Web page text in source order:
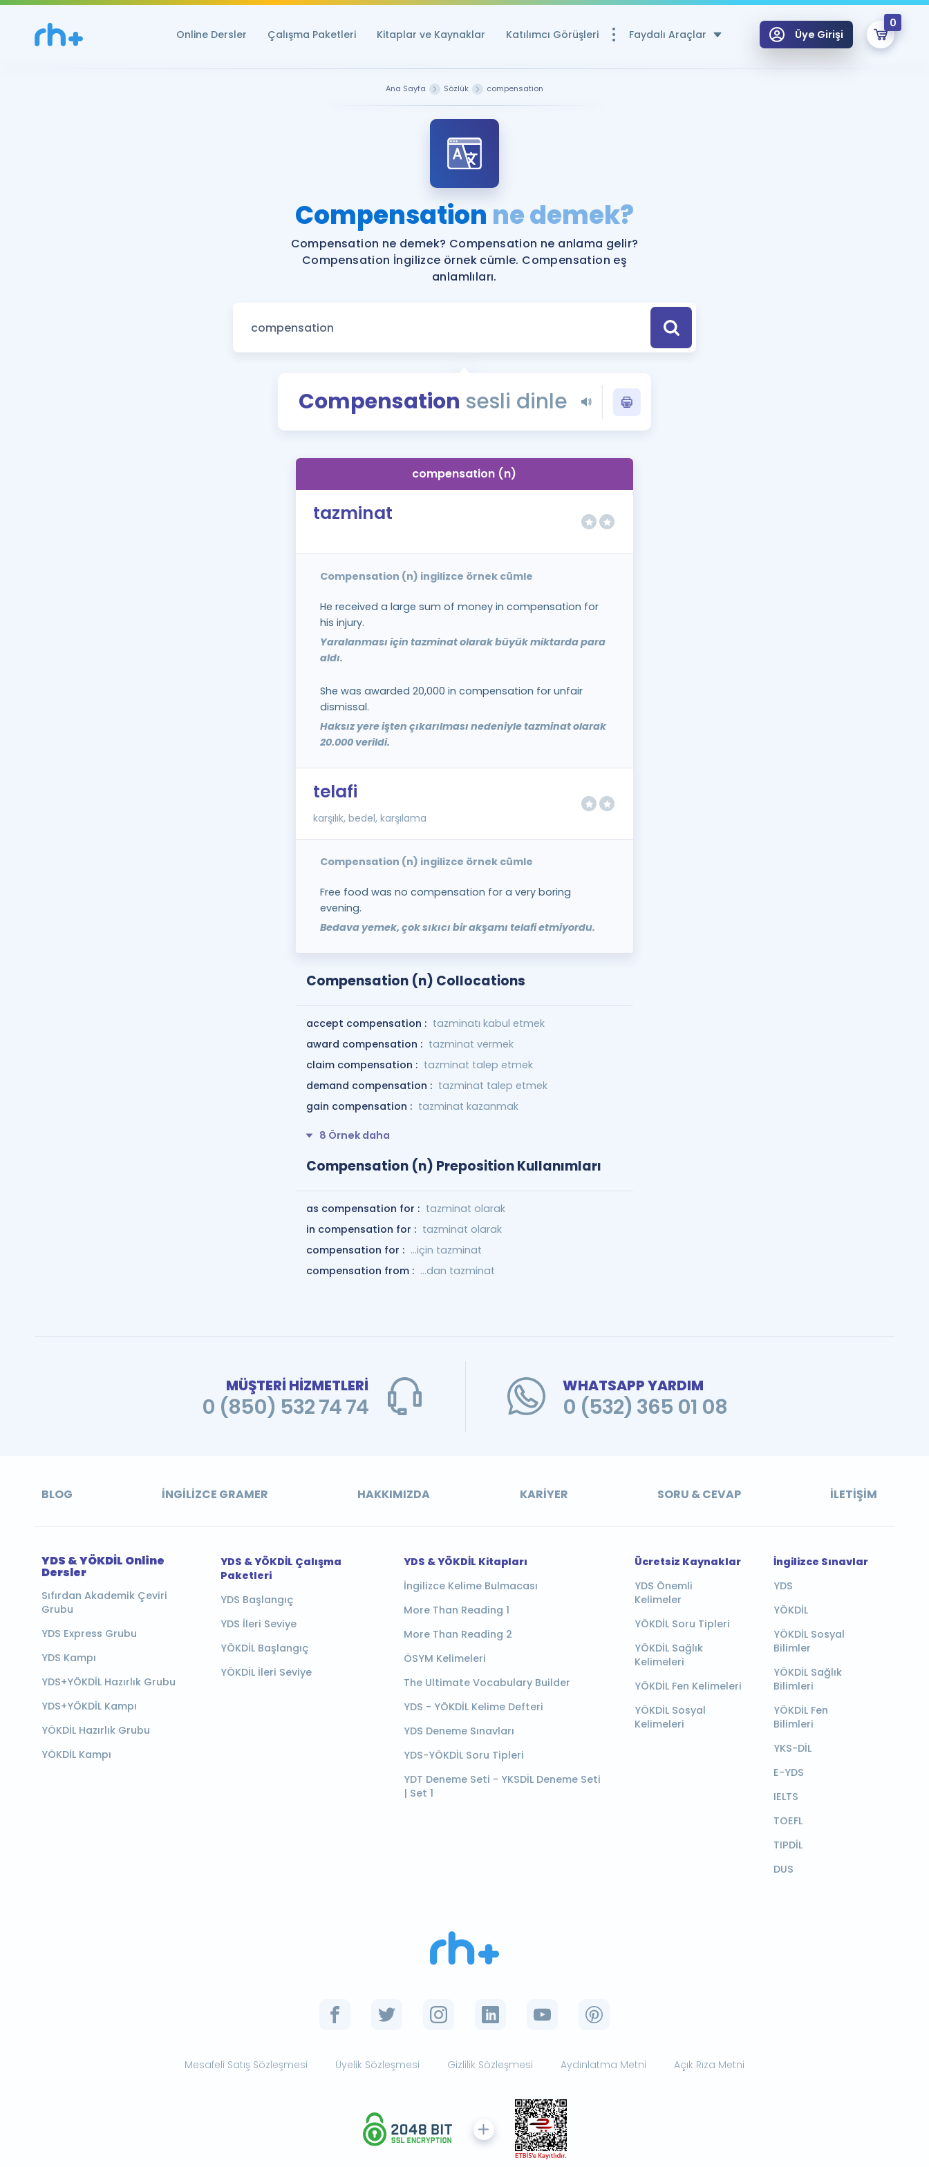
Online Dersler Çalışma Paketleri Kitaplar ve Kaynaklar Katılımcı Görüşleri Faydalı Araçlar
Ücretsiz Kaynaklar
YDS ve YÖKDİL Puan Hesaplama Aracı
YDS ve YÖKDİL'e Hazırlananlar için Öneriler
Eğitim ve Kitaplara Özel Fırsatlar
YDS - YÖKDİL Tüm Sınavlarla İlgili Haberler
İngilizce Gramer
İngilizce Gramer ve Konu Anlatımı
Üye Girişi
0
Remzi Hoca ile seni sınava hazırlayacak onlarca eğitim seni bekliyor!
Ana Sayfa Sözlük compensation
Compensation ne demek?
Compensation ne demek? Compensation ne anlama gelir?
Compensation İngilizce örnek cümle. Compensation eş
anlamlıları.
Compensation sesli dinle
compensation (n)
tazminat
Compensation (n) ingilizce örnek cümle
He received a large sum of money in compensation for
his injury.
Yaralanması için tazminat olarak büyük miktarda para
aldı.
She was awarded 20,000 in compensation for unfair
dismissal.
Haksız yere işten çıkarılması nedeniyle tazminat olarak
20.000 verildi.
telafi
karşılık, bedel, karşılama
Compensation (n) ingilizce örnek cümle
Free food was no compensation for a very boring
evening.
Bedava yemek, çok sıkıcı bir akşamı telafi etmiyordu.
Compensation (n) Collocations
accept compensation : tazminatı kabul etmek
award compensation : tazminat vermek
claim compensation : tazminat talep etmek
demand compensation : tazminat talep etmek
gain compensation : tazminat kazanmak
8 Örnek daha
Compensation (n) Preposition Kullanımları
as compensation for : tazminat olarak
in compensation for : tazminat olarak
compensation for : …için tazminat
compensation from : ...dan tazminat
MÜŞTERİ HİZMETLERİ
0 (850) 532 74 74
WHATSAPP YARDIM
0 (532) 365 01 08
BLOG İNGILIZCE GRAMER HAKKIMIZDA KARIYER SORU & CEVAP İLETIŞIM
YDS & YÖKDİL Online
Dersler
Sıfırdan Akademik Çeviri
Grubu
YDS Express Grubu
YDS Kampı
YDS+YÖKDİL Hazırlık Grubu
YDS+YÖKDİL Kampı
YÖKDİL Hazırlık Grubu
YÖKDİL Kampı
YDS & YÖKDİL Çalışma
Paketleri
YDS Başlangıç
YDS İleri Seviye
YÖKDİL Başlangıç
YÖKDİL İleri Seviye
YDS & YÖKDİL Kitapları
İngilizce Kelime Bulmacası
More Than Reading 1
More Than Reading 2
ÖSYM Kelimeleri
The Ultimate Vocabulary Builder
YDS - YÖKDİL Kelime Defteri
YDS Deneme Sınavları
YDS-YÖKDİL Soru Tipleri
YDT Deneme Seti - YKSDİL Deneme Seti
| Set 1
Ücretsiz Kaynaklar
YDS Önemli
Kelimeler
YÖKDİL Soru Tipleri
YÖKDİL Sağlık
Kelimeleri
YÖKDİL Fen Kelimeleri
YÖKDİL Sosyal
Kelimeleri
İngilizce Sınavlar
YDS
YÖKDİL
YÖKDİL Sosyal
Bilimler
YÖKDİL Sağlık
Bilimleri
YÖKDİL Fen
Bilimleri
YKS-DİL
E-YDS
IELTS
TOEFL
TIPDİL
DUS
Mesafeli Satış Sözleşmesi Üyelik Sözleşmesi Gizlilik Sözleşmesi Aydınlatma Metni Açık Rıza Metni